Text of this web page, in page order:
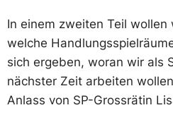
In einem zweiten Teil
welche
sich ergeben, woran wir als
nächster Zeit arbeiten
Anlass von SP-Grossrätin